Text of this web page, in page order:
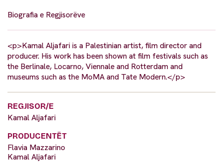
Biografia e Regjisorëve
<p>Kamal Aljafari is a Palestinian artist, film director and
producer. His work has been shown at film festivals such as
the Berlinale, Locarno, Viennale and Rotterdam and
museums such as the MoMA and Tate Modern.</p>
REGJISOR/E
Kamal Aljafari
PRODUCENTËT
Flavia Mazzarino
Kamal Aljafari